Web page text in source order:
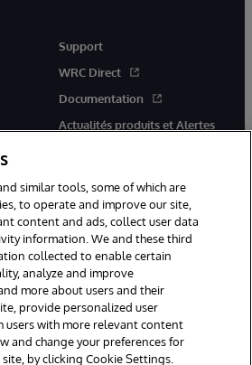
Support
WRC Direct
Documentation
Actualités produits et Alertes
Corporation, Cambridge, MA. Tous droits
d'InterSystems Corporation
similar tools, some of which are
to operate and improve our site,
content and ads, collect user data
information. We and these third
collected to enable certain
analyze and improve
more about users and their
provide personalized user
users with more relevant content
and change your preferences for
by clicking Cookie Settings.